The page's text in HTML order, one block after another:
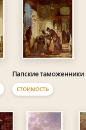
Папские таможенники
СТОИМОСТЬ